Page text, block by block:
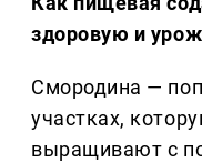
здоровую и
Смородина —
участках,
выращивают с